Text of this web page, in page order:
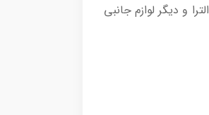
بهترین قاب Samsung Galaxy S20 Ultra ،قاب گوشی Samsung Galaxy S20 Ultra دخترانه ،قاب گوشی اس 20 الترا فانتزی ، قاب گوشی s20 الترا و دیگر لوازم جانبی